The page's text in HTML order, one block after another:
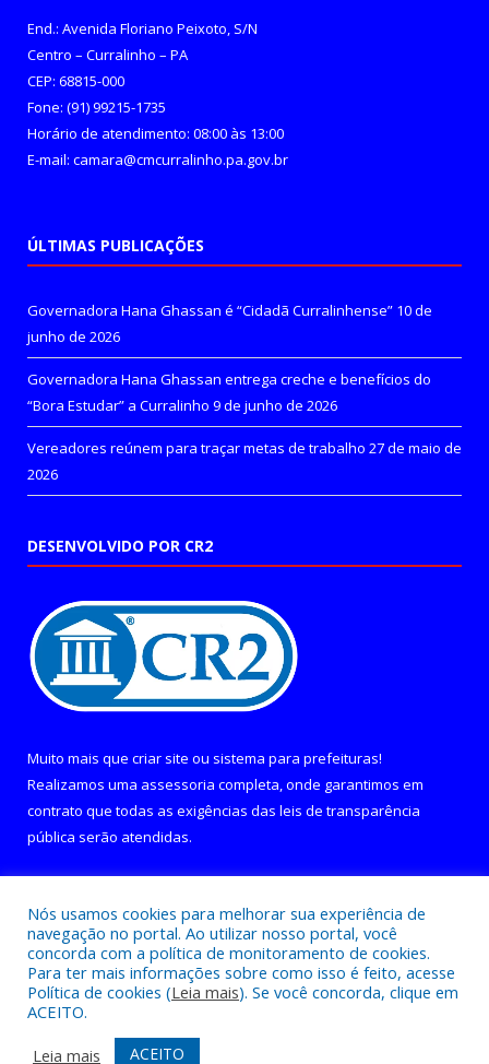
End.: Avenida Floriano Peixoto, S/N
Centro – Curralinho – PA
CEP: 68815-000
Fone: (91) 99215-1735
Horário de atendimento: 08:00 às 13:00
E-mail: camara@cmcurralinho.pa.gov.br
ÚLTIMAS PUBLICAÇÕES
Governadora Hana Ghassan é “Cidadã Curralinhense” 10 de
junho de 2026
Governadora Hana Ghassan entrega creche e benefícios do
“Bora Estudar” a Curralinho 9 de junho de 2026
Vereadores reúnem para traçar metas de trabalho 27 de maio de
2026
DESENVOLVIDO POR CR2
Muito mais que criar site ou sistema para prefeituras!
Realizamos uma assessoria completa, onde garantimos em
contrato que todas as exigências das leis de transparência
pública serão atendidas.
Todos os direitos reservados a Câmara Municipal de Curralinho.
Mapa do Site
Acessar Área Administrativa
Nós usamos cookies para melhorar sua experiência de
navegação no portal. Ao utilizar nosso portal, você
concorda com a política de monitoramento de cookies.
Para ter mais informações sobre como isso é feito, acesse
Política de cookies (Leia mais). Se você concorda, clique em
ACEITO.
Leia mais
ACEITO